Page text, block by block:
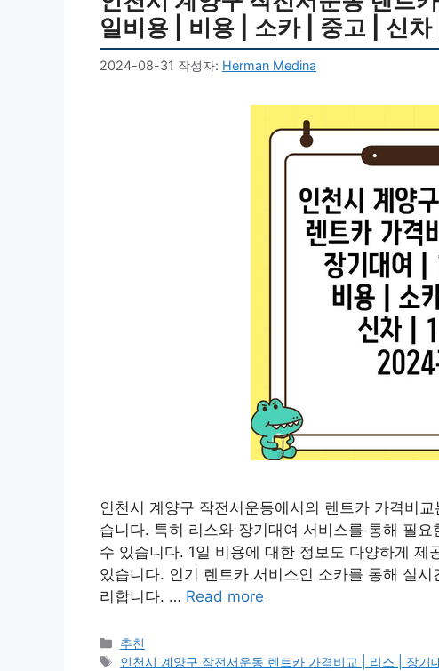
일비용 | 비용 | 소카 | 중고 | 신
2024-08-31 작성자: Herman Medina
인천시 계양구 작전서운동에서의 렌트카 가격비
습니다. 특히 리스와 장기대여 서비스를 통해 필
수 있습니다. 1일 비용에 대한 정보도 다양하게
있습니다. 인기 렌트카 서비스인 소카를 통해 실
리합니다. … Read more
카
테
추천
태
인천시 계양구 작전서운동 렌트카 가격비교 | 리스 | 장